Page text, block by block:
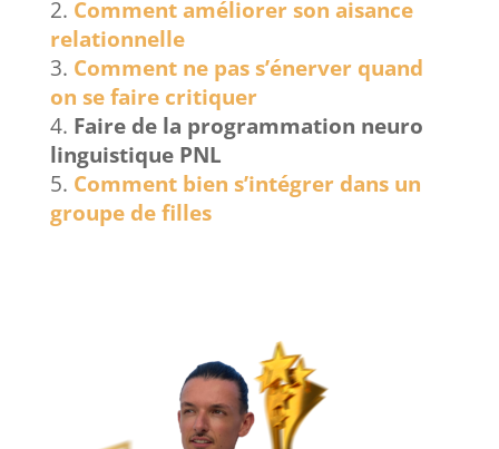
Comment améliorer son aisance
relationnelle
Comment ne pas s’énerver quand
on se faire critiquer
Faire de la programmation neuro
linguistique PNL
Comment bien s’intégrer dans un
groupe de filles